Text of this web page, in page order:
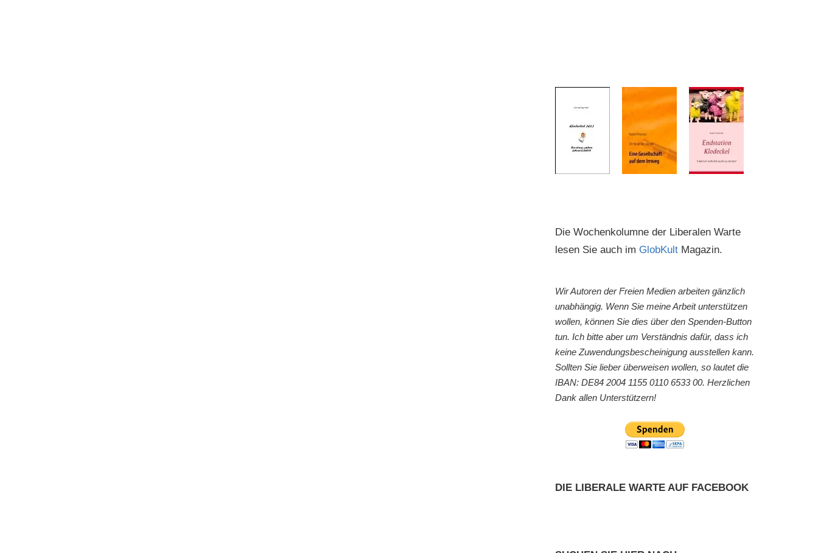
Die Wochenkolumne der Liberalen Warte
lesen Sie auch im GlobKultMagazin.
Wir Autoren der Freien Medien arbeiten gänzlich
unabhängig. Wenn Sie meine Arbeit unterstützen
wollen, können Sie dies über den Spenden-Button
tun. Ich bitte aber um Verständnis dafür, dass ich
keine Zuwendungsbescheinigung ausstellen kann.
Sollten Sie lieber überweisen wollen, so lautet die
IBAN: DE84 2004 1155 0110 6533 00. Herzlichen
Dank allen Unterstützern!
DIE LIBERALE WARTE AUF FACEBOOK